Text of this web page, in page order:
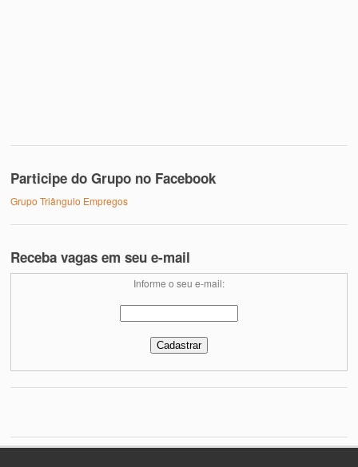
Participe do Grupo no Facebook
Grupo Triângulo Empregos
Receba vagas em seu e-mail
Informe o seu e-mail: